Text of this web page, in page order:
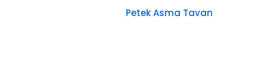
Petek Asma Tavan